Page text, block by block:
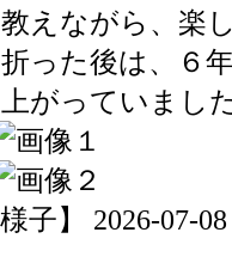
えながら、楽
った後は、６
がっていまし
子】 2026-07-